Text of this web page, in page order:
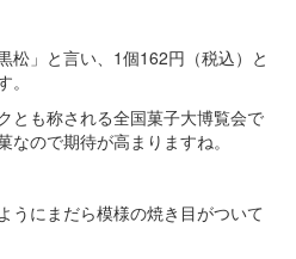
松」と言い、1個162円（税込）と
とも称される全国菓子大博覧会で
ので期待が高まりますね。
うにまだら模様の焼き目がついて